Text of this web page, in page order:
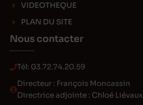
VIDEOTHEQUE
PLAN DU SITE
Nous contacter
Tél: 03.72.74.20.59
Directeur : François Moncassin
Directrice adjointe : Chloé Liévaux